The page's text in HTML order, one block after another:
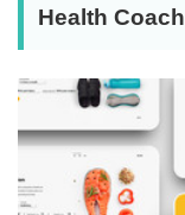
Health Coach